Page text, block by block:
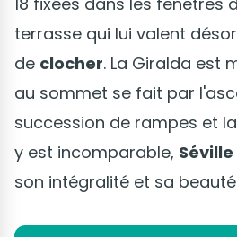
terrasse qui lui valent
de clocher. La Giralda est
au sommet se fait par
succession de rampes et
y est incomparable, Séville
son intégralité et sa